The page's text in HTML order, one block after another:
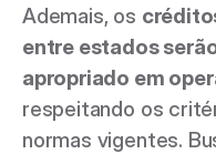
Ademais, os
entre estados
apropriado em
respeitando os
normas vigentes.